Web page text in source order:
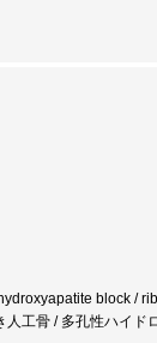
block /
工骨 / 多孔性ハイド